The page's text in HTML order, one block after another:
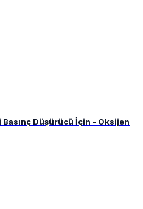
Basınç Düşürücü İçin - Oksijen